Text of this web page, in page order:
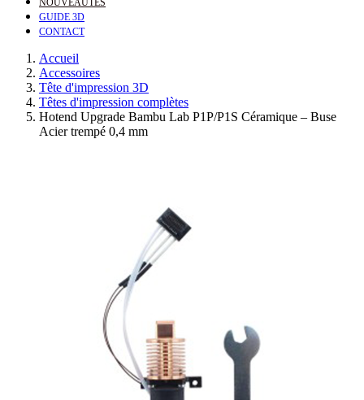
NOUVEAUTÉS
GUIDE 3D
CONTACT
Accueil
Accessoires
Tête d'impression 3D
Têtes d'impression complètes
Hotend Upgrade Bambu Lab P1P/P1S Céramique – Buse
Acier trempé 0,4 mm